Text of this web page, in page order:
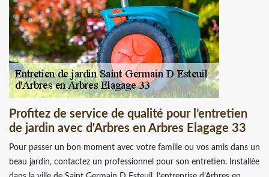
Profitez de service de qualité pour l’entretien
de jardin avec d'Arbres en Arbres Elagage 33
Pour passer un bon moment avec votre famille ou vos amis dans un
beau jardin, contactez un professionnel pour son entretien. Installée